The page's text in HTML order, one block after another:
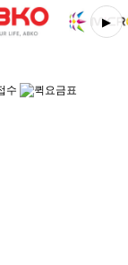
▶